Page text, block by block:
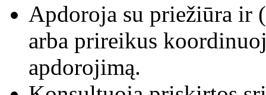
Apdoroja su priežiūra ir
arba prireikus
apdorojimą.